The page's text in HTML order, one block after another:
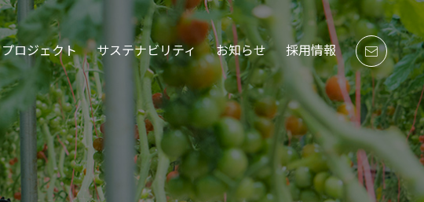
プロジェクト サステナビリティ お知らせ 採用情報